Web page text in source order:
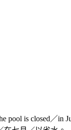
pool is closed／in